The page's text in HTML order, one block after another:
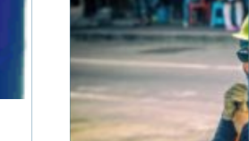
produkter från
modevärldens hjärta,
erbjuder butiken mycket
mer än det vanlig...